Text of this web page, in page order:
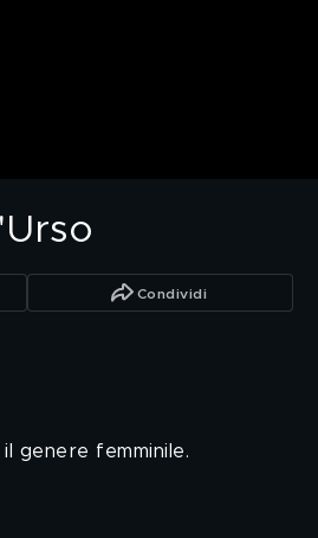
Condividi
genere femminile.